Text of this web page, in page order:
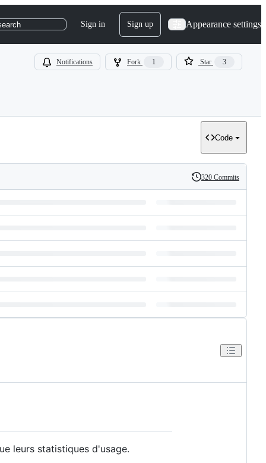
Sign in Sign up Appearance settings
Notifications Fork 1 Star 3
Code
History
320 Commits
leurs statistiques d'usage.